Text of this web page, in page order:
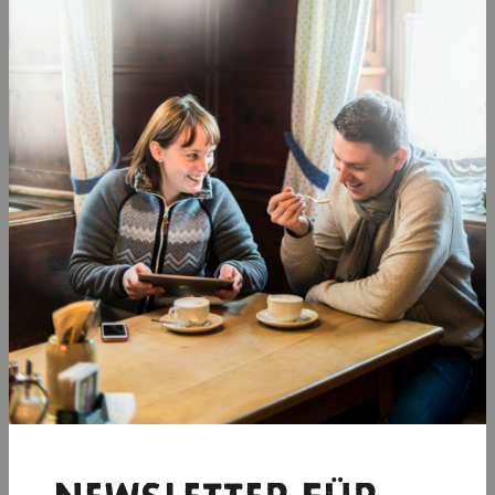
natürlich der Ruhe und Kraft der Klöster und Kapellen.
www.kus-pfaffenhofen.de/tourismus/natur-
aktiv/wandern/#/de/kus-pfaffenhofen-
gesamt/default/detail/Tour/t_100269094/panoramaweg-
pfaffenhofen-nord
Der Planetenweg in Scheyern
Der Planetenweg ist eine modellhafte Darstellung unseres
Sonnensystems und wurde von einer Projektgruppe des
Schyren-Gymnasiums Pfaffenhofen in Zusammenarbeit
mit dem Kloster Scheyern erarbeitet. Wir erfahren am
Wegrand des Scheyerer Benediktusweges nicht nur allerlei
über die Mitglieder der Planetenfamilie, sondern
erwandern auch die Größenverhältnisse unseres
Sonnensystems.
www.hopfenland-hallertau.de/touren/planetenweg-